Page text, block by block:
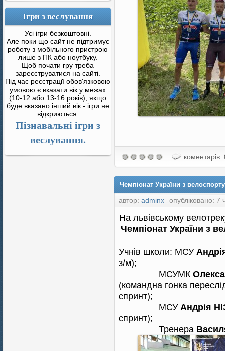
Ігри з веслування
Усі ігри безкоштовні.
Але поки що сайт не підтримує
роботу з мобільного пристрою
лише з ПК або ноутбуку.
Щоб почати гру треба
зареєструватися на сайті.
Під час реєстрації обов'язковою
умовою є вказати вік у межах
(10-12 або 13-16 років), якщо
буде вказано інший вік - ігри не
відкриються.
Пізнавальні ігри з
веслування.
коментарів:
Чемпіонат України з
автор: adminx опубліковано: 7
На львівському
Чемпіонат України з
Учнів школи: МСУ
з/м);
МСУМК
(командна гонка
спринт);
МСУ Андрія
спринт);
Тренера